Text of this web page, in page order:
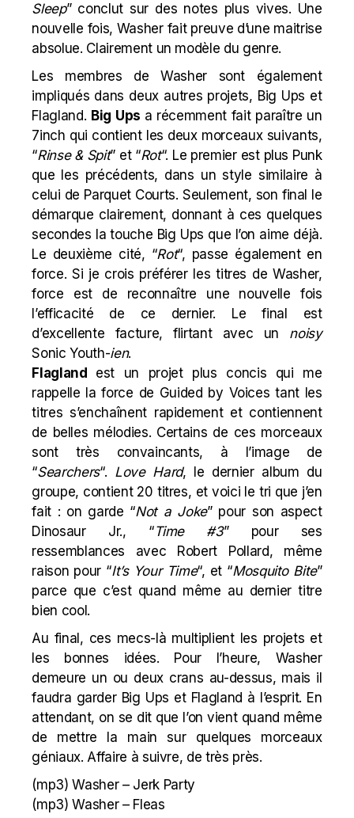
Sleep” conclut sur des notes plus vives. Une
nouvelle fois, Washer fait preuve d’une maitrise
absolue. Clairement un modèle du genre.
Les membres de Washer sont également
impliqués dans deux autres projets, Big Ups et
Flagland. Big Ups a récemment fait paraître un
7inch qui contient les deux morceaux suivants,
“Rinse & Spit​​” et “Rot“. Le premier est plus Punk
que les précédents, dans un style similaire à
celui de Parquet Courts. Seulement, son final le
démarque clairement, donnant à ces quelques
secondes la touche Big Ups que l’on aime déjà.
Le deuxième cité, “Rot“, passe également en
force. Si je crois préférer les titres de Washer,
force est de reconnaître une nouvelle fois
l’efficacité de ce dernier. Le final est
d’excellente facture, flirtant avec un noisy
Sonic Youth-ien.
Flagland est un projet plus concis qui me
rappelle la force de Guided by Voices tant les
titres s’enchaînent rapidement et contiennent
de belles mélodies. Certains de ces morceaux
sont très convaincants, à l’image de
“Searchers“. Love Hard, le dernier album du
groupe, contient 20 titres, et voici le tri que j’en
fait : on garde “Not a Joke” pour son aspect
Dinosaur Jr., “Time #3” pour ses
ressemblances avec Robert Pollard, même
raison pour “It’s Your Time“, et “Mosquito Bite”
parce que c’est quand même au dernier titre
bien cool.
Au final, ces mecs-là multiplient les projets et
les bonnes idées. Pour l’heure, Washer
demeure un ou deux crans au-dessus, mais il
faudra garder Big Ups et Flagland à l’esprit. En
attendant, on se dit que l’on vient quand même
de mettre la main sur quelques morceaux
géniaux. Affaire à suivre, de très près.
(mp3)Washer – Jerk Party
(mp3)Washer – Fleas